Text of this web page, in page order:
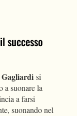
successo
si
a suonare la
a farsi
suonando nel